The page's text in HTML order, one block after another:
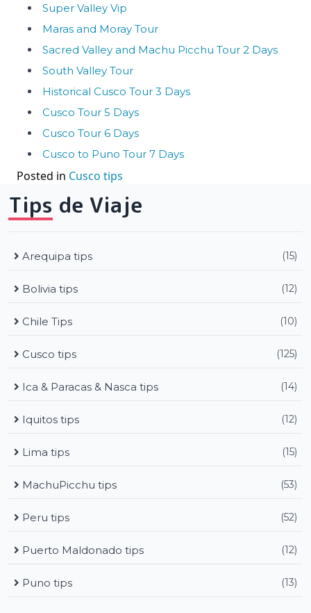
Super Valley Vip
Maras and Moray Tour
Sacred Valley and Machu Picchu Tour 2 Days
South Valley Tour
Historical Cusco Tour 3 Days
Cusco Tour 5 Days
Cusco Tour 6 Days
Cusco to Puno Tour 7 Days
Posted in Cusco tips
Tips de Viaje
Arequipa tips (15)
Bolivia tips (12)
Chile Tips (10)
Cusco tips (125)
Ica & Paracas & Nasca tips (14)
Iquitos tips (12)
Lima tips (15)
MachuPicchu tips (53)
Peru tips (52)
Puerto Maldonado tips (12)
Puno tips (13)